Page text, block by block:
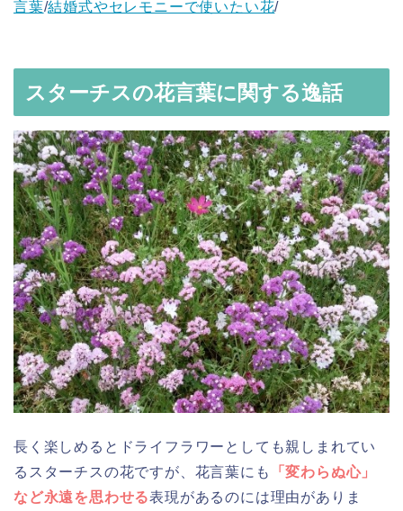
言葉/結婚式やセレモニーで使いたい花/
スターチスの花言葉に関する逸話
長く楽しめるとドライフラワーとしても親しまれてい
るスターチスの花ですが、花言葉にも
「変わらぬ心」
など永遠を思わせる表現があるのには理由がありま